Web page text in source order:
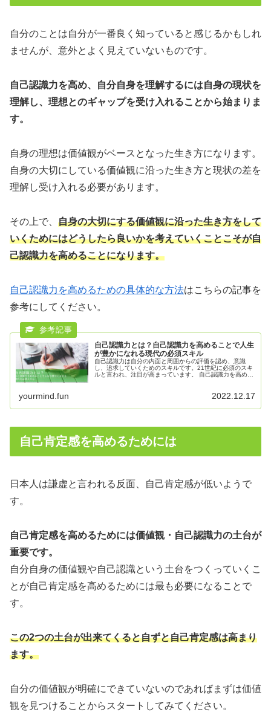
自分のことは自分が一番良く知っていると感じるかもしれ
ませんが、意外とよく見えていないものです。
自己認識力を高め、自分自身を理解するには自身の現状を
理解し、理想とのギャップを受け入れることから始まりま
す。
自身の理想は価値観がベースとなった生き方になります。
自身の大切にしている価値観に沿った生き方と現状の差を
理解し受け入れる必要があります。
その上で、 自身の大切にする価値観に沿った生き方をして
いくためにはどうしたら良いかを考えていくことこそが自
己認識力を高めることになります。
自己認識力を高めるための具体的な方法はこちらの記事を
参考にしてください。
自己認識力とは？自己認識力を高めることで人生
が豊かになれる現代の必須スキル
自己認識力は自分の内面と周囲からの評価を認め、意識
し、追求していくためのスキルです。21世紀に必須のスキ
ルと言われ、注目が高まっています。 自己認識力を高める
yourmind.fun 2022.12.17
自己肯定感を高めるためには
日本人は謙虚と言われる反面、自己肯定感が低いようで
す。
自己肯定感を高めるためには価値観・自己認識力の土台が
重要です。
自分自身の価値観や自己認識という土台をつくっていくこ
とが自己肯定感を高めるためには最も必要になることで
す。
この2つの土台が出来てくると自ずと自己肯定感は高まり
ます。
自分の価値観が明確にできていないのであればまずは価値
観を見つけることからスタートしてみてください。